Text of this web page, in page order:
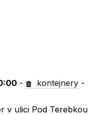
- kontejnery -
v ulici Pod Terebkou